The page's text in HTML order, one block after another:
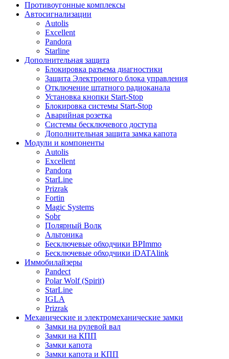
Противоугонные комплексы
Автосигнализации
Autolis
Excellent
Pandora
Starline
Дополнительная защита
Блокировка разъема диагностики
Защита Электронного блока управления
Отключение штатного радиоканала
Установка кнопки Start-Stop
Блокировка системы Start-Stop
Аварийная розетка
Системы бесключевого доступа
Дополнительная защита замка капота
Модули и компоненты
Autolis
Excellent
Pandora
StarLine
Prizrak
Fortin
Magic Systems
Sobr
Полярный Волк
Альтоника
Бесключевые обходчики BPImmo
Бесключевые обходчики iDATAlink
Иммобилайзеры
Pandect
Polar Wolf (Spirit)
StarLine
IGLA
Prizrak
Механические и электромеханические замки
Замки на рулевой вал
Замки на КПП
Замки капота
Замки капота и КПП